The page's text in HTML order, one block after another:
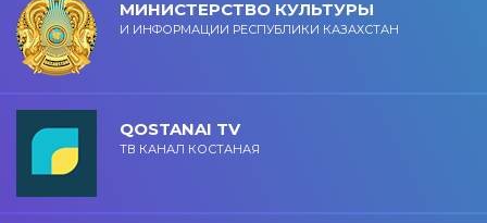
МИНИСТЕРСТВО КУЛЬТУРЫ
И ИНФОРМАЦИИ РЕСПУБЛИКИ КАЗАХСТАН
QOSTANAI TV
ТВ КАНАЛ КОСТАНАЯ